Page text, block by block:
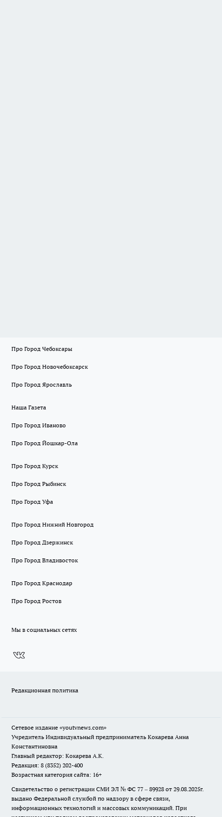
Про Город Чебоксары
Про Город Новочебоксарск
Про Город Ярославль
Наша Газета
Про Город Иваново
Про Город Йошкар-Ола
Про Город Курск
Про Город Рыбинск
Про Город Уфа
Про Город Нижний Новгород
Про Город Дзержинск
Про Город Владивосток
Про Город Краснодар
Про Город Ростов
Мы в социальных сетях
Редакционная политика
Сетевое издание «youtvnews.com»
Учредитель Индивидуальный предприниматель Кокарева Анна
Константиновна
Главный редактор: Кокарева А.К.
Редакция: 8 (8352) 202-400
Возрастная категория сайта: 16+
Свидетельство о регистрации СМИ ЭЛ № ФС 77 – 89928 от 29.08.2025г.
выдано Федеральной службой по надзору в сфере связи,
информационных технологий и массовых коммуникаций. При